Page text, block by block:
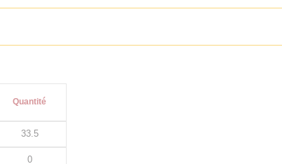
Quantité
33.5
0